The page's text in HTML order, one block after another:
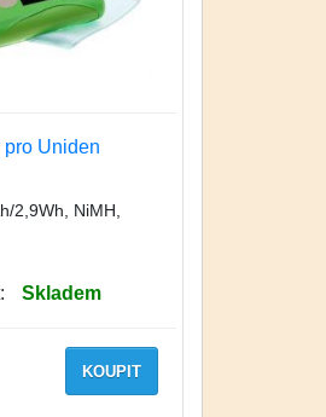
Uniden
2,9Wh, NiMH,
Skladem
KOUPIT